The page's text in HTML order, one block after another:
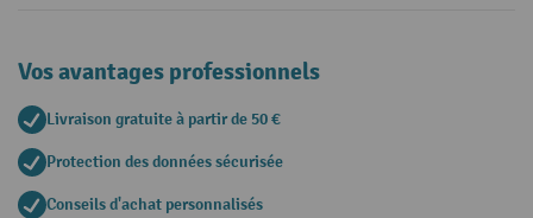
Vos avantages professionnels
Livraison gratuite à partir de 50 €
Protection des données sécurisée
Conseils d'achat personnalisés